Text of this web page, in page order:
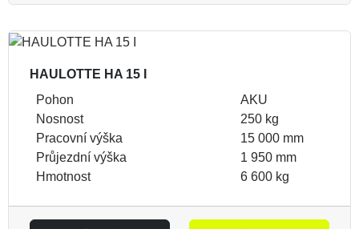
HAULOTTE HA 15 I
Pohon
AKU
Nosnost
250 kg
Pracovní výška
15 000 mm
Průjezdní výška
1 950 mm
Hmotnost
6 600 kg